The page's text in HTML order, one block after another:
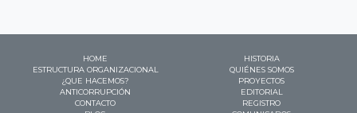
HOME
HISTORIA
ESTRUCTURA ORGANIZACIONAL
QUIÉNES SOMOS
¿QUE HACEMOS?
PROYECTOS
ANTICORRUPCIÓN
EDITORIAL
CONTACTO
REGISTRO